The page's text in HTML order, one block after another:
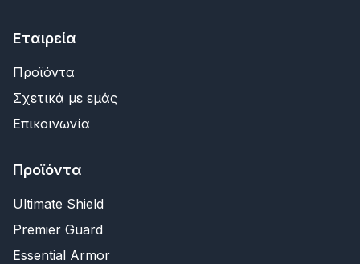
Εταιρεία
Προϊόντα
Σχετικά με εμάς
Επικοινωνία
Προϊόντα
Ultimate Shield
Premier Guard
Essential Armor